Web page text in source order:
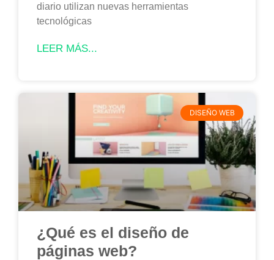
diario utilizan nuevas herramientas
tecnológicas
LEER MÁS...
DISEÑO WEB
¿Qué es el diseño de
páginas web?